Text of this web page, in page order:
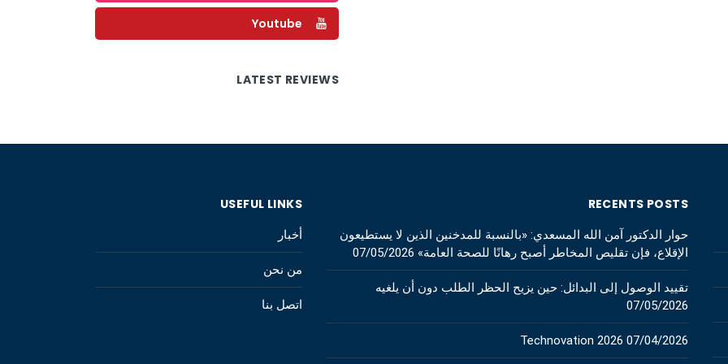
Youtube
LATEST REVIEWS
RECENTS POSTS
حوار الدكتور آمن الله المسعدي: «بالنسبة للمدخنين الذين لا يستطيعون
الإقلاع، فإن تقليص المخاطر أصبح رهانًا للصحة العامة» 07/05/2026
تقييد الوصول إلى البدائل: حين يزيح الحظر الطلب دون أن يلغيه
07/05/2026
Technovation 2026 07/04/2026
USEFUL LINKS
أخبار
من نحن
اتصل بنا